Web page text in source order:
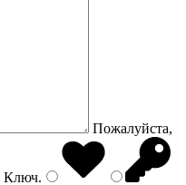
Пожалуйста,
Ключ.